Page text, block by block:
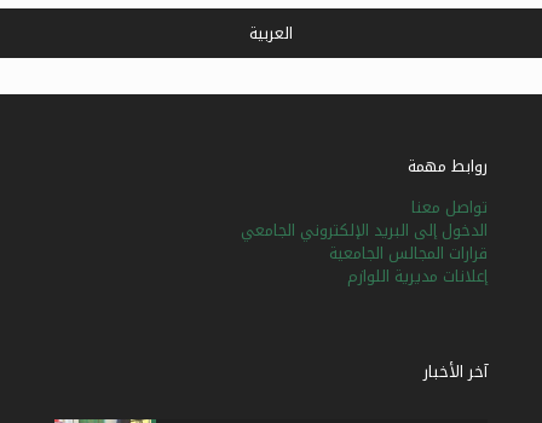
روابط مهمة
تواصل معنا
الدخول إلى البريد الإلكتروني الجامعي
قرارات المجالس الجامعية
إعلانات مديرية اللوازم
آخر الأخبار
العربية